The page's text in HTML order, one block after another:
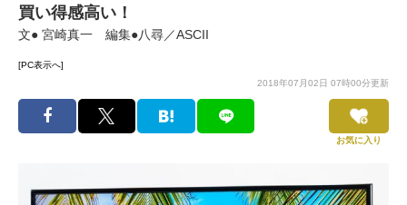
買い得感高い！
文● 宮崎真一 編集●八尋／ASCII
[PC表示へ]
2018年07月02日 07時00分更新
お気に入り